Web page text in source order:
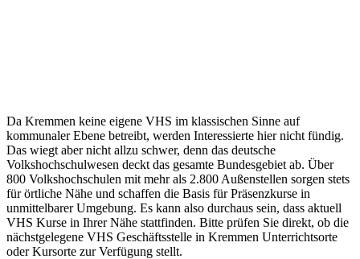
Da Kremmen keine eigene VHS im klassischen Sinne auf
kommunaler Ebene betreibt, werden Interessierte hier nicht fündig.
Das wiegt aber nicht allzu schwer, denn das deutsche
Volkshochschulwesen deckt das gesamte Bundesgebiet ab. Über
800 Volkshochschulen mit mehr als 2.800 Außenstellen sorgen stets
für örtliche Nähe und schaffen die Basis für Präsenzkurse in
unmittelbarer Umgebung. Es kann also durchaus sein, dass aktuell
VHS Kurse in Ihrer Nähe stattfinden. Bitte prüfen Sie direkt, ob die
nächstgelegene VHS Geschäftsstelle in Kremmen Unterrichtsorte
oder Kursorte zur Verfügung stellt.